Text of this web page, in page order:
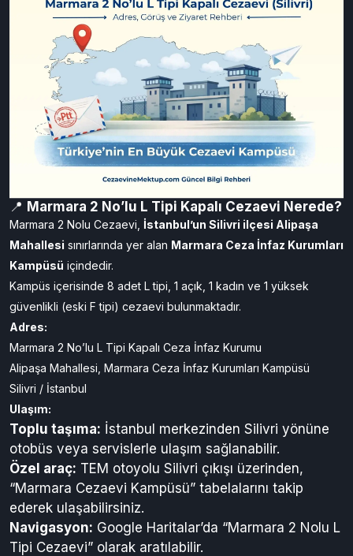
📍 Marmara 2 No’lu L Tipi Kapalı Cezaevi Nerede?
Marmara 2 Nolu Cezaevi, İstanbul’un Silivri ilçesi Alipaşa
Mahallesi sınırlarında yer alan Marmara Ceza İnfaz Kurumları
Kampüsü içindedir.
Kampüs içerisinde 8 adet L tipi, 1 açık, 1 kadın ve 1 yüksek
güvenlikli (eski F tipi) cezaevi bulunmaktadır.
Adres:
Marmara 2 No’lu L Tipi Kapalı Ceza İnfaz Kurumu
Alipaşa Mahallesi, Marmara Ceza İnfaz Kurumları Kampüsü
Silivri / İstanbul
Ulaşım:
Toplu taşıma: İstanbul merkezinden Silivri yönüne
otobüs veya servislerle ulaşım sağlanabilir.
Özel araç: TEM otoyolu Silivri çıkışı üzerinden,
“Marmara Cezaevi Kampüsü” tabelalarını takip
ederek ulaşabilirsiniz.
Navigasyon: Google Haritalar’da “Marmara 2 Nolu L
Tipi Cezaevi” olarak aratılabilir.